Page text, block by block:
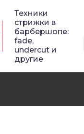
Техники
стрижки в
барбершопе:
fade,
undercut и
другие